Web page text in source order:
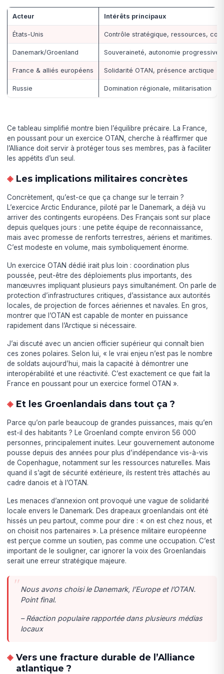
Acteur Intérêts principaux
États-Unis Contrôle stratégique, ressources,
Danemark/Groenland Souveraineté, autonomie progressive
France & alliés européens Solidarité OTAN, présence arctique
Russie Domination régionale, militarisation
Ce tableau simplifié montre bien l’équilibre précaire. La France,
en poussant pour un exercice OTAN, cherche à réaffirmer que
l’Alliance doit servir à protéger tous ses membres, pas à faciliter
les appétits d’un seul.
Les implications militaires concrètes
Concrètement, qu’est-ce que ça change sur le terrain ?
L’exercice Arctic Endurance, piloté par le Danemark, a déjà vu
arriver des contingents européens. Des Français sont sur place
depuis quelques jours : une petite équipe de reconnaissance,
mais avec promesse de renforts terrestres, aériens et maritimes.
C’est modeste en volume, mais symboliquement énorme.
Un exercice OTAN dédié irait plus loin : coordination plus
poussée, peut-être des déploiements plus importants, des
manœuvres impliquant plusieurs pays simultanément. On parle de
protection d’infrastructures critiques, d’assistance aux autorités
locales, de projection de forces aériennes et navales. En gros,
montrer que l’OTAN est capable de monter en puissance
rapidement dans l’Arctique si nécessaire.
J’ai discuté avec un ancien officier supérieur qui connaît bien
ces zones polaires. Selon lui, « le vrai enjeu n’est pas le nombre
de soldats aujourd’hui, mais la capacité à démontrer une
interopérabilité et une réactivité. C’est exactement ce que fait la
France en poussant pour un exercice formel OTAN ».
Et les Groenlandais dans tout ça ?
Parce qu’on parle beaucoup de grandes puissances, mais qu’en
est-il des habitants ? Le Groenland compte environ 56 000
personnes, principalement inuites. Leur gouvernement autonome
pousse depuis des années pour plus d’indépendance vis-à-vis
de Copenhague, notamment sur les ressources naturelles. Mais
quand il s’agit de sécurité extérieure, ils restent très attachés au
cadre danois et à l’OTAN.
Les menaces d’annexion ont provoqué une vague de solidarité
locale envers le Danemark. Des drapeaux groenlandais ont été
hissés un peu partout, comme pour dire : « on est chez nous, et
on choisit nos partenaires ». La présence militaire européenne
est perçue comme un soutien, pas comme une occupation. C’est
important de le souligner, car ignorer la voix des Groenlandais
serait une erreur stratégique majeure.
Nous avons choisi le Danemark, l’Europe et l’OTAN.
Point final.
– Réaction populaire rapportée dans plusieurs médias
locaux
Vers une fracture durable de l’Alliance
atlantique ?